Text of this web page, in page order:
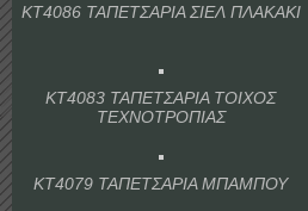
KT4086 ΤΑΠΕΤΣΑΡΙΑ ΣΙΕΛ ΠΛΑΚΑΚΙ
KT4083 ΤΑΠΕΤΣΑΡΙΑ ΤΟΙΧΟΣ
ΤΕΧΝΟΤΡΟΠΙΑΣ
KT4079 ΤΑΠΕΤΣΑΡΙΑ ΜΠΑΜΠΟΥ